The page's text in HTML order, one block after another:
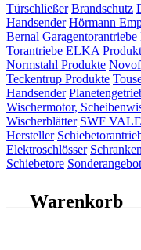
Türschließer Brandschutz
Handsender Hörmann
Bernal Garagentorantriebe
Torantriebe ELKA
Normstahl Produkte
Teckentrup Produkte
Handsender
Wischermotor,
Wischerblätter SWF
Hersteller
Elektroschlösser
Schiebetore
Warenkorb